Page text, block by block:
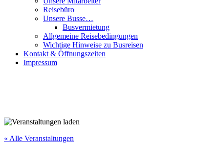
Reisebüro
Unsere Busse…
Busvermietung
Allgemeine Reisebedingungen
Wichtige Hinweise zu Busreisen
Kontakt & Öffnungszeiten
Impressum
« Alle Veranstaltungen